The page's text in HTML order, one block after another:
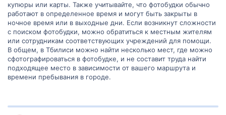
купюры или карты. Также учитывайте, что фотобудки обычно
работают в определенное время и могут быть закрыты в
ночное время или в выходные дни. Если возникнут сложности
с поиском фотобудки, можно обратиться к местным жителям
или сотрудникам соответствующих учреждений для помощи.
В общем, в Тбилиси можно найти несколько мест, где можно
сфотографироваться в фотобудке, и не составит труда найти
подходящее место в зависимости от вашего маршрута и
времени пребывания в городе.